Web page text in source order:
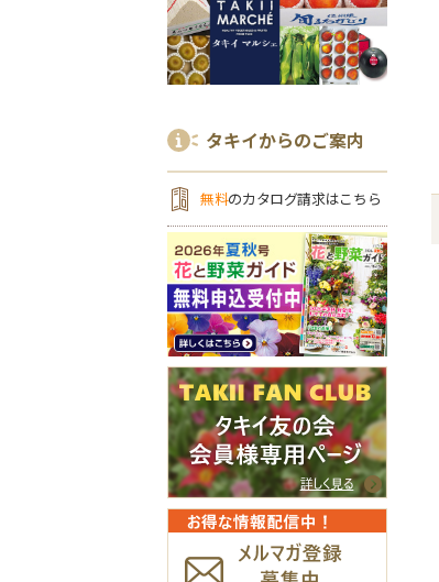
タキイからのご案内
無料のカタログ請求はこちら